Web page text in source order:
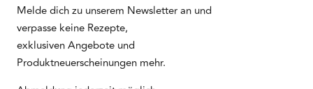
Melde dich zu unserem Newsletter an und
verpasse keine Rezepte,
exklusiven Angebote und
Produktneuerscheinungen mehr.